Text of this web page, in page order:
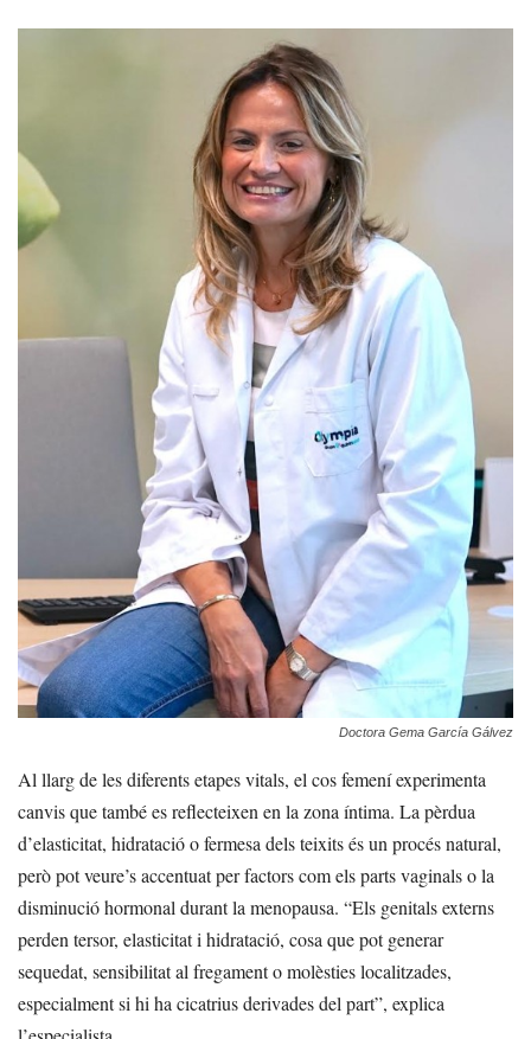
Doctora Gema García Gálvez
Al llarg de les diferents etapes vitals, el cos femení experimenta
canvis que també es reflecteixen en la zona íntima. La pèrdua
d’elasticitat, hidratació o fermesa dels teixits és un procés natural,
però pot veure’s accentuat per factors com els parts vaginals o la
disminució hormonal durant la menopausa. “Els genitals externs
perden tersor, elasticitat i hidratació, cosa que pot generar
sequedat, sensibilitat al fregament o molèsties localitzades,
especialment si hi ha cicatrius derivades del part”, explica